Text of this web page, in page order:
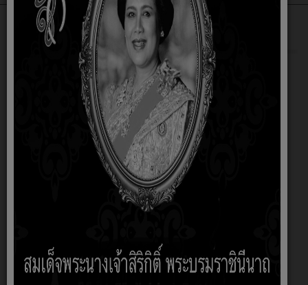
ช่องทางการรับฟังความคิดเห็น
27 กุมภาพันธ์ 2563
ช่องทางการรับฟังความคิดเห็น
องค์การบริหารส่วนตำบลหนองโก
ที่ตั้ง หมุ่ที่ 1 บ้านหนองโก ตำบลหนองโก อำเภอบรบือ จังหวัด
มหาสารคาม 44130
โทรศัพท์ 0-4398-3564
โทรสาร 0-4398-3565
saraban@nonggo.go.th